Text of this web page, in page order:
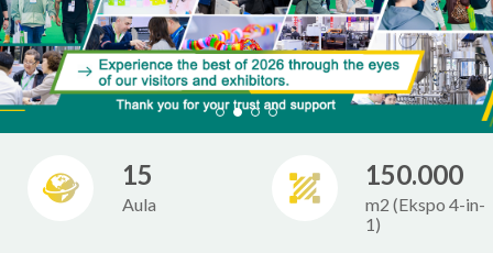
15
Aula
150.000
m2 (Ekspo 4-in-
1)